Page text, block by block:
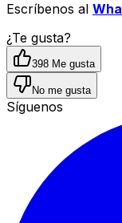
Escríbenos al
¿Te gusta?
398 Me gusta
No me gusta
Síguenos